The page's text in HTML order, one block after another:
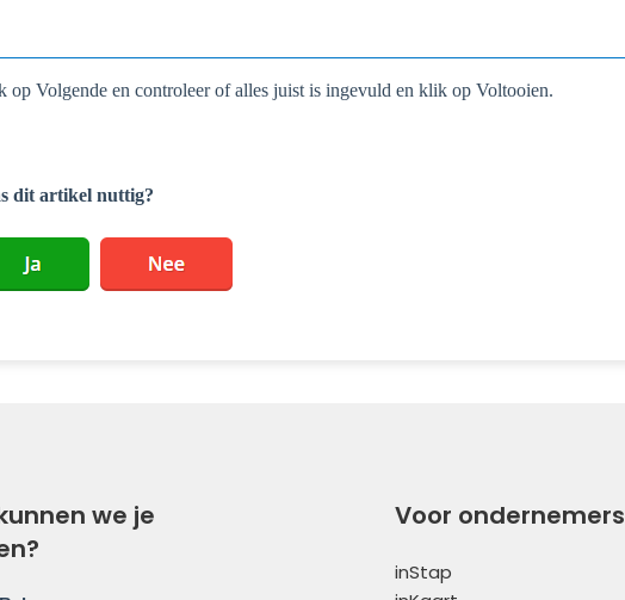
op Volgende en controleer of alles juist is ingevuld en klik op Voltooien.
dit artikel nuttig?
we je
Voor ondernemers
inStap